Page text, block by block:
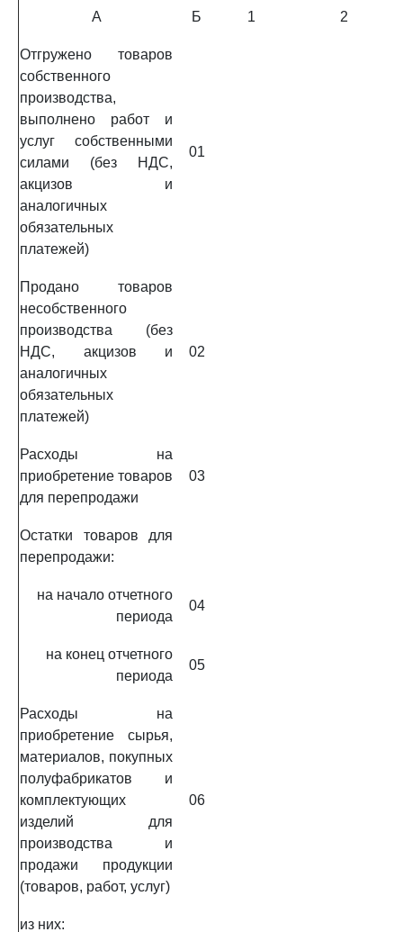
А Б 1 2
Отгружено товаров
собственного
производства,
выполнено работ и
услуг собственными
силами (без НДС,
акцизов и
аналогичных
обязательных
платежей)
01
Продано товаров
несобственного
производства (без
НДС, акцизов и
аналогичных
обязательных
платежей)
02
Расходы на
приобретение товаров
для перепродажи
03
Остатки товаров для
перепродажи:
на начало отчетного
периода
04
на конец отчетного
периода
05
Расходы на
приобретение сырья,
материалов, покупных
полуфабрикатов и
комплектующих
изделий для
производства и
продажи продукции
(товаров, работ, услуг)
06
из них: